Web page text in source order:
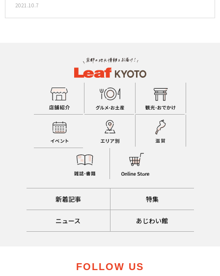
2021.10.7
新着記事 特集
ニュース あじわい館
FOLLOW US